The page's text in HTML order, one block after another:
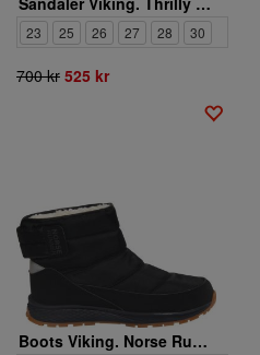
23 25 26 27 28 30
700 kr 525 kr
Boots Viking. Norse Runner WP